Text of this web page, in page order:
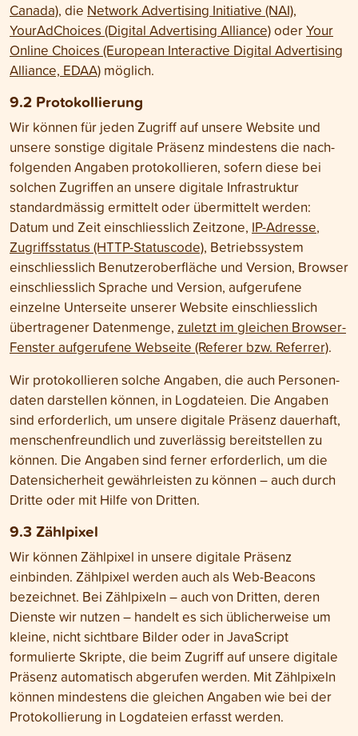
Canada), die Network Advertising Initiative (NAI),
YourAdChoices (Digital Advertising Alliance)oderYour
Online Choices (European Interactive Digital Advertising
Alliance, EDAA) möglich.
9.2 Protokollierung
Wir können für jeden Zugriff auf unsere Website und
unsere sonstige digitale Präsenz mindestens die nach­
folgenden Angaben protokollieren, sofern diese bei
solchen Zugriffen an unsere digitale Infrastruktur
standard­mässig ermittelt oder über­mittelt werden:
Datum und Zeit einschliesslich Zeit­zone, IP-Adresse,
Zugriffs­status (HTTP-Statuscode), Betriebs­system
einschliesslich Benutzer­oberfläche und Version, Browser
einschliesslich Sprache und Version, aufgerufene
einzelne Unterseite unserer Website einschliesslich
übertragener Daten­menge, zuletzt im gleichen Browser-
Fenster aufgerufene Webseite (Referer bzw. Referrer).
Wir protokollieren solche Angaben, die auch Personen­
daten darstellen können, in Log­dateien. Die Angaben
sind erforderlich, um unsere digitale Präsenz dauerhaft,
menschen­freundlich und zuverlässig bereit­stellen zu
können. Die Angaben sind ferner erforderlich, um die
Daten­sicher­heit gewähr­leisten zu können – auch durch
Dritte oder mit Hilfe von Dritten.
9.3 Zählpixel
Wir können Zählpixel in unsere digitale Präsenz
einbinden. Zählpixel werden auch als Web-Beacons
bezeichnet. Bei Zählpixeln – auch von Dritten, deren
Dienste wir nutzen – handelt es sich üblicher­weise um
kleine, nicht sicht­bare Bilder oder in JavaScript
formulierte Skripte, die beim Zugriff auf unsere digitale
Präsenz automatisch abgerufen werden. Mit Zähl­pixeln
können mindestens die gleichen Angaben wie bei der
Protokollierung in Log­dateien erfasst werden.